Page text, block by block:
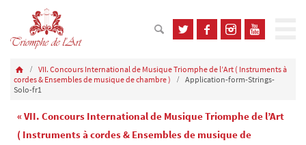
VII. Concours International de Musique Triomphe de l’Art ( Instruments à
cordes & Ensembles de musique de chambre )
Application-form-Strings-
Solo-fr1
« VII. Concours International de Musique Triomphe de l’Art
( Instruments à cordes & Ensembles de musique de